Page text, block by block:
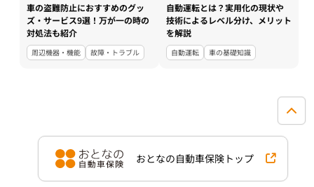
車の盗難防止におすすめのグッ
ズ・サービス9選！万が一の時の
対処法も紹介
周辺機器・機能 故障・トラブル
自動運転とは？実用化の現状や
技術によるレベル分け、メリット
を解説
自動運転 車の基礎知識
おとなの自動車保険トップ